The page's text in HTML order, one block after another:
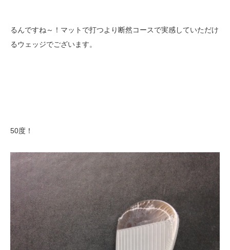
るんですね～！マットで打つより断然コースで実感していただけ
るウェッジでございます。
50度！